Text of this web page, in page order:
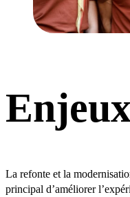
La refonte et la
principal d’améliorer